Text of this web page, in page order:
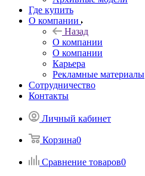
Где купить
О компании
Назад
О компании
О компании
Карьера
Рекламные материалы
Сотрудничество
Контакты
Личный кабинет
Корзина0
Сравнение товаров0